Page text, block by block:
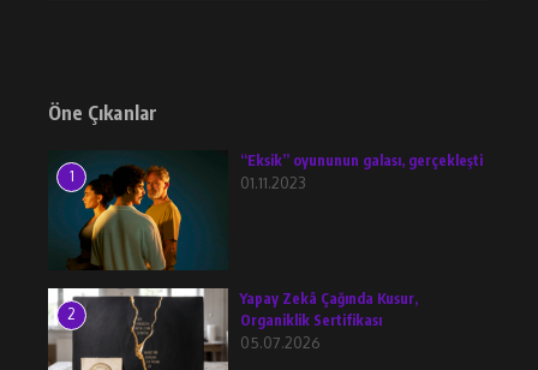
Öne Çıkanlar
1
“Eksik” oyununun galası, gerçekleşti
01.11.2023
2
Yapay Zekâ Çağında Kusur,
Organiklik Sertifikası
05.07.2026